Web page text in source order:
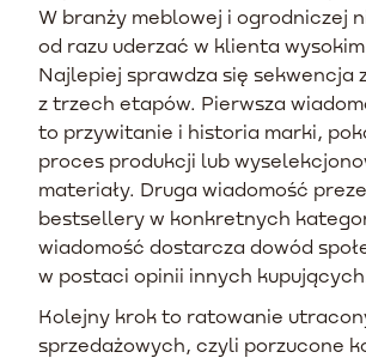
W branży meblowej i ogrodniczej
od razu uderzać w klienta
Najlepiej sprawdza się sekwencja
z trzech etapów. Pierwsza
to przywitanie i historia marki,
proces produkcji lub
materiały. Druga wiadomość
bestsellery w konkretnych
wiadomość dostarcza dowód
w postaci opinii innych kupujących.
Kolejny krok to ratowanie
sprzedażowych, czyli porzucone